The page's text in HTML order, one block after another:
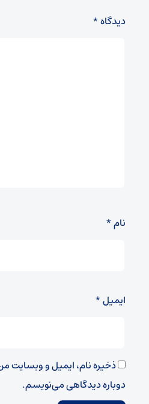
دیدگاه*
نام*
ایمیل*
ذخیره نام، ایمیل و وبسایت
دوباره دیدگاهی می‌نویسم.